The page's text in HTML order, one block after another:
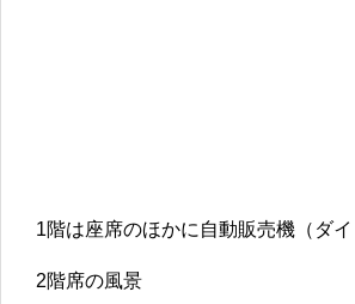
1階は座席のほかに自動販売機（ダ
2階席の風景